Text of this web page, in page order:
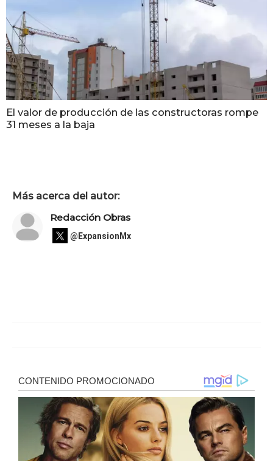
El valor de producción de las constructoras rompe
31 meses a la baja
Más acerca del autor:
Redacción Obras
@ExpansionMx